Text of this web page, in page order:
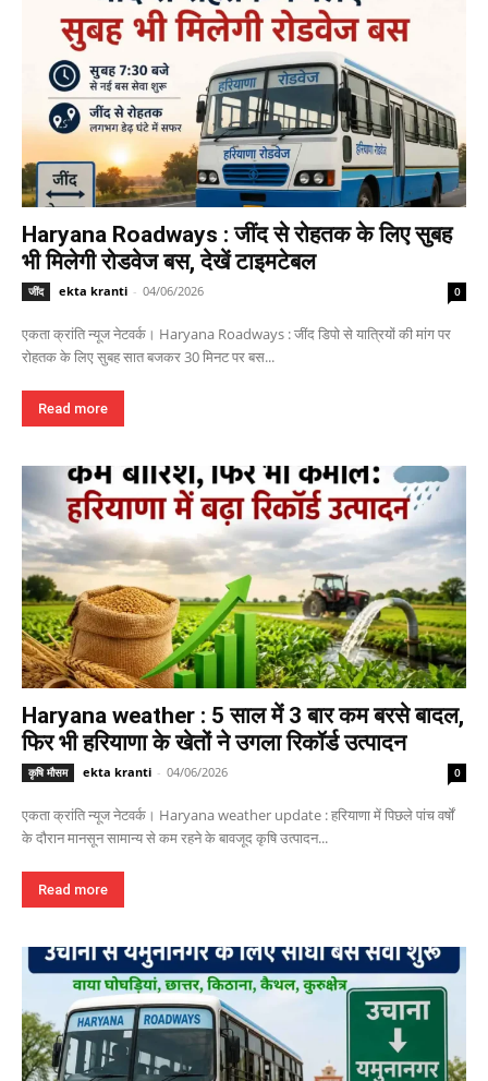
Haryana Roadways : जींद से रोहतक के लिए सुबह
भी मिलेगी रोडवेज बस, देखें टाइमटेबल
जींद ekta kranti - 04/06/2026 0
एकता क्रांति न्यूज नेटवर्क। Haryana Roadways : जींद डिपो से यात्रियों की मांग पर
रोहतक के लिए सुबह सात बजकर 30 मिनट पर बस...
Read more
Haryana weather : 5 साल में 3 बार कम बरसे बादल,
फिर भी हरियाणा के खेतों ने उगला रिकॉर्ड उत्पादन
कृषि मौसम ekta kranti - 04/06/2026 0
एकता क्रांति न्यूज नेटवर्क। Haryana weather update : हरियाणा में पिछले पांच वर्षों
के दौरान मानसून सामान्य से कम रहने के बावजूद कृषि उत्पादन...
Read more